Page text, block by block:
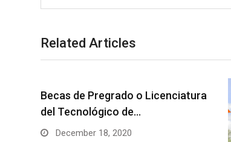
Related Articles
Becas de Pregrado o Licenciatura
del Tecnológico de…
December 18, 2020